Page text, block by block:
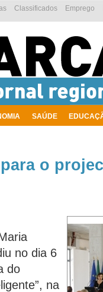
SAÚDE
Emprego
Classificados
o
no dia 6
do
na